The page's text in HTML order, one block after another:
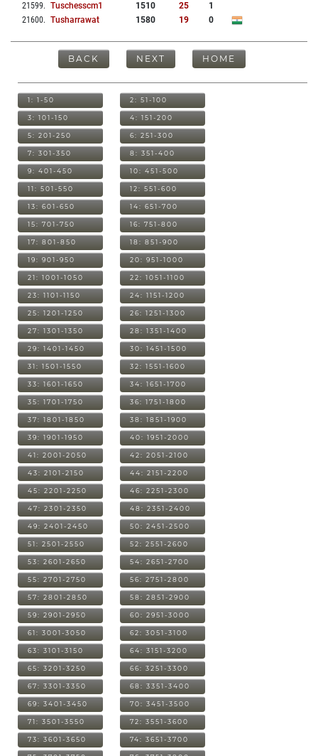
21599. Tuschesscm1 1510 25
1
21600. Tusharrawat 1580 19 0
BACK NEXT HOME
1: 1-50 2: 51-100
3: 101-150 4: 151-200
5: 201-250 6: 251-300
7: 301-350 8: 351-400
9: 401-450 10: 451-500
11: 501-550 12: 551-600
13: 601-650 14: 651-700
15: 701-750 16: 751-800
17: 801-850 18: 851-900
19: 901-950 20: 951-1000
21: 1001-1050 22: 1051-1100
23: 1101-1150 24: 1151-1200
25: 1201-1250 26: 1251-1300
27: 1301-1350 28: 1351-1400
29: 1401-1450 30: 1451-1500
31: 1501-1550 32: 1551-1600
33: 1601-1650 34: 1651-1700
35: 1701-1750 36: 1751-1800
37: 1801-1850 38: 1851-1900
39: 1901-1950 40: 1951-2000
41: 2001-2050 42: 2051-2100
43: 2101-2150 44: 2151-2200
45: 2201-2250 46: 2251-2300
47: 2301-2350 48: 2351-2400
49: 2401-2450 50: 2451-2500
51: 2501-2550 52: 2551-2600
53: 2601-2650 54: 2651-2700
55: 2701-2750 56: 2751-2800
57: 2801-2850 58: 2851-2900
59: 2901-2950 60: 2951-3000
61: 3001-3050 62: 3051-3100
63: 3101-3150 64: 3151-3200
65: 3201-3250 66: 3251-3300
67: 3301-3350 68: 3351-3400
69: 3401-3450 70: 3451-3500
71: 3501-3550 72: 3551-3600
73: 3601-3650 74: 3651-3700